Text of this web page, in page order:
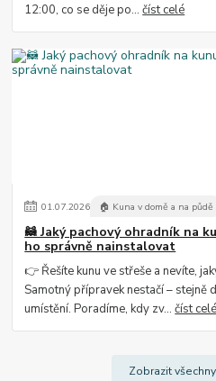
12:00, co se děje po...číst celé
01.07.2026 🏠 Kuna v domě a na půdě
🦝 Jaký pachový ohradník na
ho správně nainstalovat
👉 Řešíte kunu ve střeše a nevíte,
Samotný přípravek nestačí – stejně
umístění. Poradíme, kdy zv...číst celé
Zobrazit